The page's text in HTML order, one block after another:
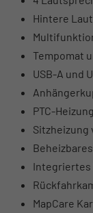
Hintere
Tempomat
USB-A und
PTC-Heizung
Sitzheizung
Integriertes
MapCare